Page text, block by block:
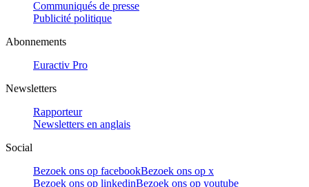
Communiqués de presse
Publicité politique
Abonnements
Euractiv Pro
Newsletters
Rapporteur
Newsletters en anglais
Social
Bezoek ons op facebookBezoek ons op x
Bezoek ons op linkedinBezoek ons op youtube